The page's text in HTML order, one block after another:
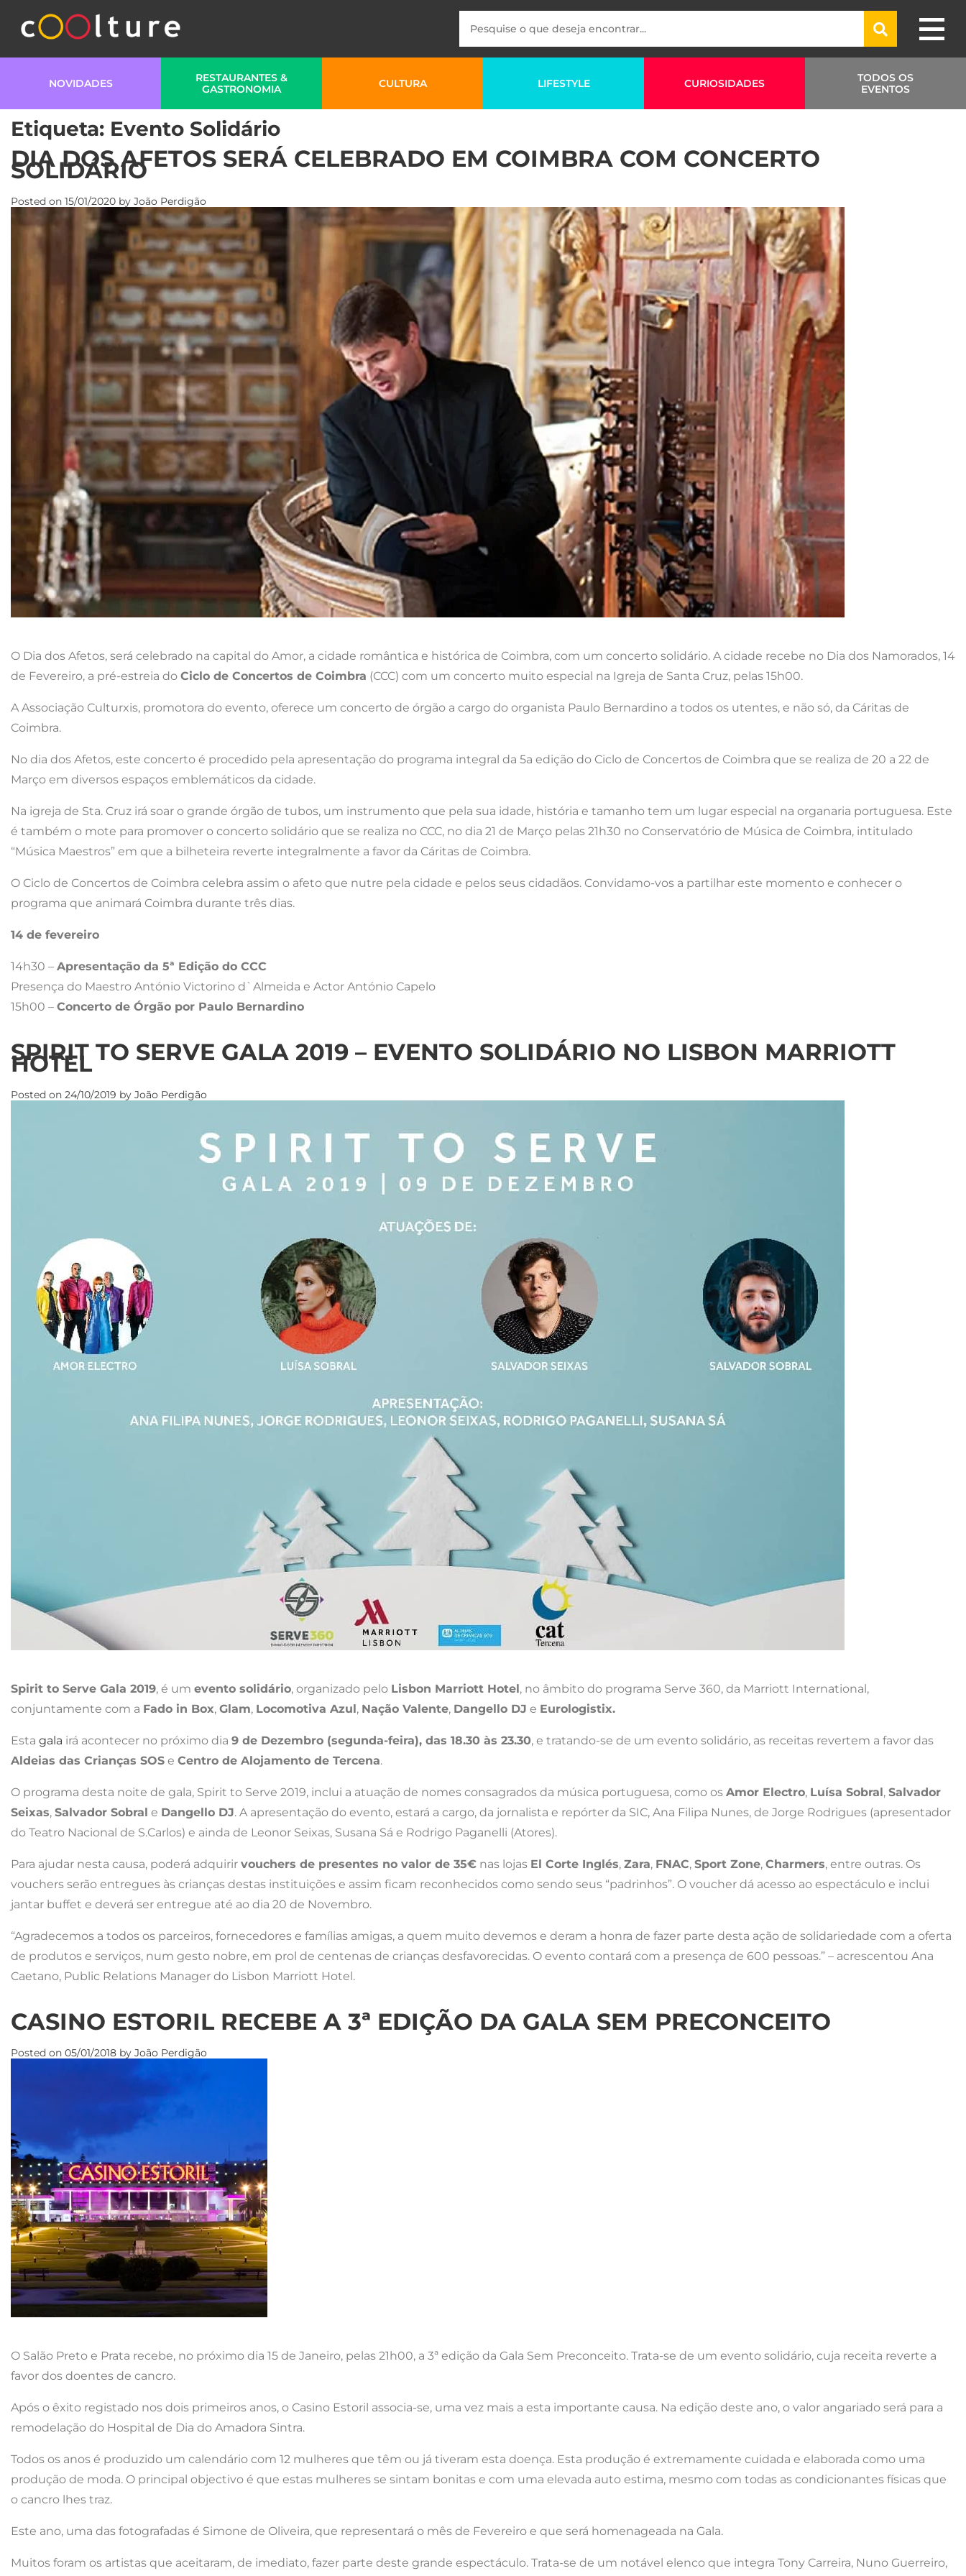
NOVIDADES
RESTAURANTES &
GASTRONOMIA
CULTURA LIFESTYLE CURIOSIDADES
TODOS OS
EVENTOS
Etiqueta: Evento Solidário
DIA DOS AFETOS SERÁ CELEBRADO EM COIMBRA COM CONCERTO
SOLIDÁRIO
Posted on 15/01/2020 by João Perdigão
O Dia dos Afetos, será celebrado na capital do Amor, a cidade romântica e histórica de Coimbra, com um concerto solidário. A cidade recebe no Dia dos Namorados, 14
de Fevereiro, a pré-estreia do Ciclo de Concertos de Coimbra (CCC) com um concerto muito especial na Igreja de Santa Cruz, pelas 15h00.
A Associação Culturxis, promotora do evento, oferece um concerto de órgão a cargo do organista Paulo Bernardino a todos os utentes, e não só, da Cáritas de
Coimbra.
No dia dos Afetos, este concerto é procedido pela apresentação do programa integral da 5a edição do Ciclo de Concertos de Coimbra que se realiza de 20 a 22 de
Março em diversos espaços emblemáticos da cidade.
Na igreja de Sta. Cruz irá soar o grande órgão de tubos, um instrumento que pela sua idade, história e tamanho tem um lugar especial na organaria portuguesa. Este
é também o mote para promover o concerto solidário que se realiza no CCC, no dia 21 de Março pelas 21h30 no Conservatório de Música de Coimbra, intitulado
“Música Maestros” em que a bilheteira reverte integralmente a favor da Cáritas de Coimbra.
O Ciclo de Concertos de Coimbra celebra assim o afeto que nutre pela cidade e pelos seus cidadãos. Convidamo-vos a partilhar este momento e conhecer o
programa que animará Coimbra durante três dias.
14 de fevereiro
14h30 – Apresentação da 5ª Edição do CCC
Presença do Maestro António Victorino d`Almeida e Actor António Capelo
15h00 – Concerto de Órgão por Paulo Bernardino
SPIRIT TO SERVE GALA 2019 – EVENTO SOLIDÁRIO NO LISBON MARRIOTT
HOTEL
Posted on 24/10/2019 by João Perdigão
Spirit to Serve Gala 2019, é um evento solidário, organizado pelo Lisbon Marriott Hotel, no âmbito do programa Serve 360, da Marriott International,
conjuntamente com a Fado in Box, Glam, Locomotiva Azul, Nação Valente, Dangello DJ e Eurologistix.
Esta gala irá acontecer no próximo dia 9 de Dezembro (segunda-feira), das 18.30 às 23.30, e tratando-se de um evento solidário, as receitas revertem a favor das
Aldeias das Crianças SOS e Centro de Alojamento de Tercena.
O programa desta noite de gala, Spirit to Serve 2019, inclui a atuação de nomes consagrados da música portuguesa, como os Amor Electro, Luísa Sobral, Salvador
Seixas, Salvador Sobral e Dangello DJ. A apresentação do evento, estará a cargo, da jornalista e repórter da SIC, Ana Filipa Nunes, de Jorge Rodrigues (apresentador
do Teatro Nacional de S.Carlos) e ainda de Leonor Seixas, Susana Sá e Rodrigo Paganelli (Atores).
Para ajudar nesta causa, poderá adquirir vouchers de presentes no valor de 35€ nas lojas El Corte Inglés, Zara, FNAC, Sport Zone, Charmers, entre outras. Os
vouchers serão entregues às crianças destas instituições e assim ficam reconhecidos como sendo seus “padrinhos”. O voucher dá acesso ao espectáculo e inclui
jantar buffet e deverá ser entregue até ao dia 20 de Novembro.
“Agradecemos a todos os parceiros, fornecedores e famílias amigas, a quem muito devemos e deram a honra de fazer parte desta ação de solidariedade com a oferta
de produtos e serviços, num gesto nobre, em prol de centenas de crianças desfavorecidas. O evento contará com a presença de 600 pessoas.” – acrescentou Ana
Caetano, Public Relations Manager do Lisbon Marriott Hotel.
CASINO ESTORIL RECEBE A 3ª EDIÇÃO DA GALA SEM PRECONCEITO
Posted on 05/01/2018 by João Perdigão
O Salão Preto e Prata recebe, no próximo dia 15 de Janeiro, pelas 21h00, a 3ª edição da Gala Sem Preconceito. Trata-se de um evento solidário, cuja receita reverte a
favor dos doentes de cancro.
Após o êxito registado nos dois primeiros anos, o Casino Estoril associa-se, uma vez mais a esta importante causa. Na edição deste ano, o valor angariado será para a
remodelação do Hospital de Dia do Amadora Sintra.
Todos os anos é produzido um calendário com 12 mulheres que têm ou já tiveram esta doença. Esta produção é extremamente cuidada e elaborada como uma
produção de moda. O principal objectivo é que estas mulheres se sintam bonitas e com uma elevada auto estima, mesmo com todas as condicionantes físicas que
o cancro lhes traz.
Este ano, uma das fotografadas é Simone de Oliveira, que representará o mês de Fevereiro e que será homenageada na Gala.
Muitos foram os artistas que aceitaram, de imediato, fazer parte deste grande espectáculo. Trata-se de um notável elenco que integra Tony Carreira, Nuno Guerreiro,